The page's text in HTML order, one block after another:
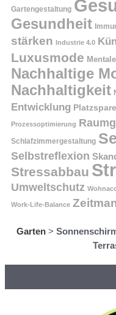
Gartengestaltung
Gesundheit
stärken
Industrie 4.0
Luxusmode
Nachhaltige
Nachhaltigkeit
Entwicklung
Prozessoptimierung
Schlafzimmergestaltung
Selbstreflexion
Stressabbau
Umweltschutz
Work-Life-Balance
Garten>